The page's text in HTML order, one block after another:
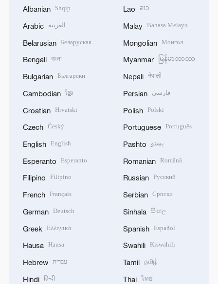
Albanian Shqip
Arabic العربية
Belarusian Беларуская
Bengali বাংলা
Bulgarian Български
Cambodian ខ្មែរ
Croatian Hrvatski
Czech Český
English English
Esperanto Esperanto
Filipino Filipino
French Français
German Deutsch
Greek Ελληνικά
Hausa Hausa
Hebrew עברית
Hindi हिन्दी
Lao ລາວ
Malay Bahasa Melayu
Mongolian Монгол
Myanmar မြန်မာဘာသာ
Nepali नेपाली
Persian فارسی
Polish Polski
Portuguese Português
Pashto پښتو
Romanian Română
Russian Русский
Serbian Српски
Sinhala සිංහල
Spanish Español
Swahili Kiswahili
Tamil தமிழ்
Thai ไทย